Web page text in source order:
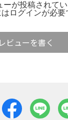
が投稿されてい
ログインが必要
レビューを書く